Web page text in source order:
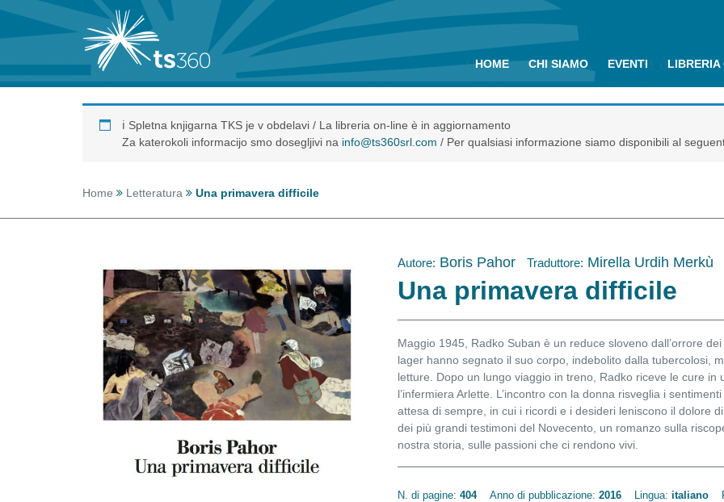
HOME CHI SIAMO EVENTI LIBRERIA
ℹ️ Spletna knjigarna TKS je v obdelavi / La libreria on-line è in aggiornamento
Za katerokoli informacijo smo dosegljivi na info@ts360srl.com / Per qualsiasi informazione siamo disponibili al
Home Letteratura Una primavera difficile
Autore: Boris Pahor Traduttore: Mirella Urdih Merkù
Una primavera difficile
Maggio 1945, Radko Suban è un reduce sloveno dall’orrore
lager hanno segnato il suo corpo, indebolito dalla tubercolosi,
letture. Dopo un lungo viaggio in treno, Radko riceve le cure
l’infermiera Arlette. L’incontro con la donna risveglia i
attesa di sempre, in cui i ricordi e i desideri leniscono il dolore
dei più grandi testimoni del Novecento, un romanzo sulla
nostra storia, sulle passioni che ci rendono vivi.
N. di pagine: 404 Anno di pubblicazione: 2016 Lingua: italiano